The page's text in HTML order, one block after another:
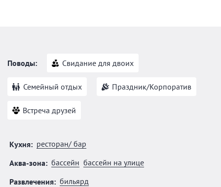
Поводы: Свидание для двоих
Семейный отдых Праздник/Корпоратив
Встреча друзей
Кухня: ресторан/ бар
Аква-зона: бассейн бассейн на улице
Развлечения: бильярд